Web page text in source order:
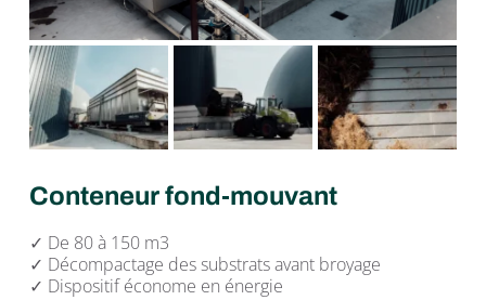
Conteneur fond-mouvant
✓ De 80 à 150 m3
✓ Décompactage des substrats avant broyage
✓ Dispositif économe en énergie